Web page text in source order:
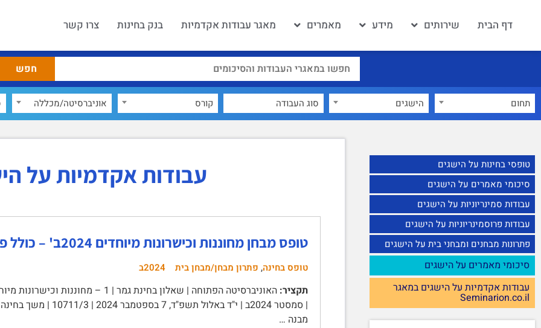
דף הבית שירותים מידע מאמרים מאגר עבודות אקדמיות בנק בחינות צרו קשר
תחום הישגים קורס אוניברסיטה/מכללה
טופסי בחינות על הישגים
סיכומי מאמרים על הישגים
עבודות סמינריוניות על הישגים
עבודות פרוסמינריוניות על הישגים
פתרונות מבחנים ומבחני בית על הישגים
סיכומי מאמרים על הישגים
עבודות אקדמיות על הישגים במאגר
Seminarion.co.il
עבודות אקדמיות על
טופס מבחן מחוננות וכישרונות מיוחדים 2024ב' – כולל פתרון!
טופס בחינה, פתרון מבחן/מבחן בית 2024ב
תקציר:
מבנה …